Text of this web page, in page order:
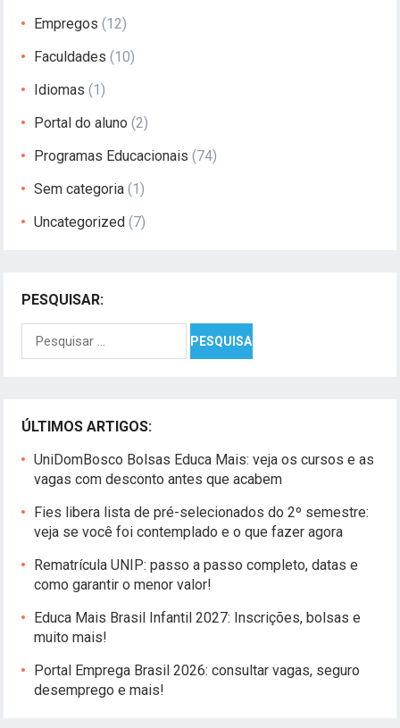
Empregos (12)
Faculdades (10)
Idiomas (1)
Portal do aluno (2)
Programas Educacionais (74)
Sem categoria (1)
Uncategorized (7)
PESQUISAR:
por:
ÚLTIMOS ARTIGOS:
UniDomBosco Bolsas Educa Mais: veja os cursos e as
vagas com desconto antes que acabem
Fies libera lista de pré-selecionados do 2º semestre:
veja se você foi contemplado e o que fazer agora
Rematrícula UNIP: passo a passo completo, datas e
como garantir o menor valor!
Educa Mais Brasil Infantil 2027: Inscrições, bolsas e
muito mais!
Portal Emprega Brasil 2026: consultar vagas, seguro
desemprego e mais!